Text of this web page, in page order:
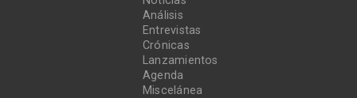
Análisis
Entrevistas
Crónicas
Lanzamientos
Agenda
Miscelánea